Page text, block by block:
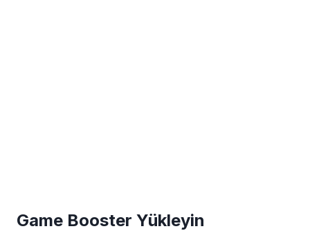
Game Booster Yükleyin